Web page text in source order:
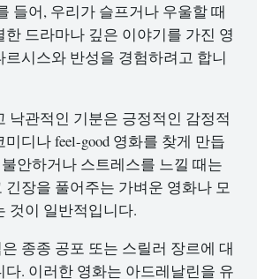
들어, 우리가 슬프거나 우울할 때
드라마나 깊은 이야기를 가진 영
시스와 반성을 경험하려고 합니
낙관적인 기분은 긍정적인 감정적
디나 feel-good 영화를 찾게 만듭
안하거나 스트레스를 느낄 때는
장을 풀어주는 가벼운 영화나 모
것이 일반적입니다.
종종 공포 또는 스릴러 장르에 대
. 이러한 영화는 아드레날린을 유